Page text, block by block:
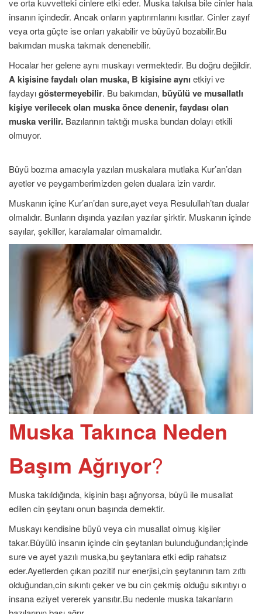
ve orta kuvvetteki cinlere etki eder. Muska takılsa bile cinler hala
insanın içindedir. Ancak onların yaptırımlarını kısıtlar. Cinler zayıf
veya orta güçte ise onları yakabilir ve büyüyü bozabilir.Bu
bakımdan muska takmak denenebilir.
Hocalar her gelene aynı muskayı vermektedir. Bu doğru değildir.
A kişisine faydalı olan muska, B kişisine aynı etkiyi ve
faydayıgöstermeyebilir. Bu bakımdan, büyülü ve musallatlı
kişiye verilecek olan muska önce denenir, faydası olan
muska verilir. Bazılarının taktığı muska bundan dolayı etkili
olmuyor.
Büyü bozma amacıyla yazılan muskalara mutlaka Kur’an’dan
ayetler ve peygamberimizden gelen dualara izin vardır.
Muskanın içine Kur’an’dan sure,ayet veya Resulullah’tan dualar
olmalıdır. Bunların dışında yazılan yazılar şirktir. Muskanın içinde
sayılar, şekiller, karalamalar olmamalıdır.
Muska Takınca Neden
Başım Ağrıyor?
Muska takıldığında, kişinin başı ağrıyorsa, büyü ile musallat
edilen cin şeytanı onun başında demektir.
Muskayı kendisine büyü veya cin musallat olmuş kişiler
takar.Büyülü insanın içinde cin şeytanları bulunduğundan;İçinde
sure ve ayet yazılı muska,bu şeytanlara etki edip rahatsız
eder.Ayetlerden çıkan pozitif nur enerjisi,cin şeytanının tam zıttı
olduğundan,cin sıkıntı çeker ve bu cin çekmiş olduğu sıkıntıyı o
insana eziyet vererek yansıtır.Bu nedenle muska takanların